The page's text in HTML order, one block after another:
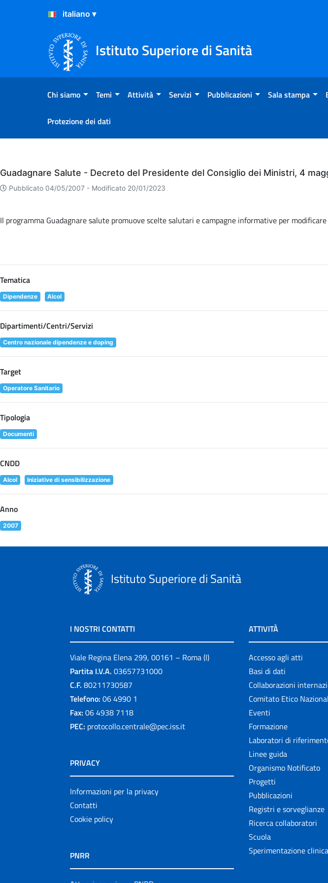
Salta al Contenuto
Salta al Footer
Istituto Superiore di Sanità
Chi siamo Temi Attività Servizi Pubblicazioni Sala stampa
Protezione dei dati
Eventi
Guadagnare Salute - Decreto del Presidente del Consiglio dei Ministri, 4
Pubblicato 04/05/2007 - Modificato 20/01/2023
Il programma Guadagnare salute promuove scelte salutari e campagne informative per
Tematica
Dipendenze Alcol
Dipartimenti/Centri/Servizi
Centro nazionale dipendenze e doping
Target
Operatore Sanitario
Tipologia
Documenti
CNDD
Alcol Iniziative di sensibilizzazione
Anno
2007
Istituto Superiore di Sanità
I NOSTRI CONTATTI
Viale Regina Elena 299, 00161 – Roma (I)
Partita I.V.A. 03657731000
C.F. 80211730587
Telefono: 06 4990 1
Fax: 06 4938 7118
PEC: protocollo.centrale@pec.iss.it
PRIVACY
Informazioni per la privacy
Contatti
Cookie policy
PNRR
ATTIVITÀ
Accesso agli atti
Basi di dati
Collaborazioni
Comitato Etico
Eventi
Formazione
Laboratori di
Linee guida
Organismo Notificato
Progetti
Pubblicazioni
Registri e sorveglianze
Ricerca collaboratori
Scuola
Sperimentazione